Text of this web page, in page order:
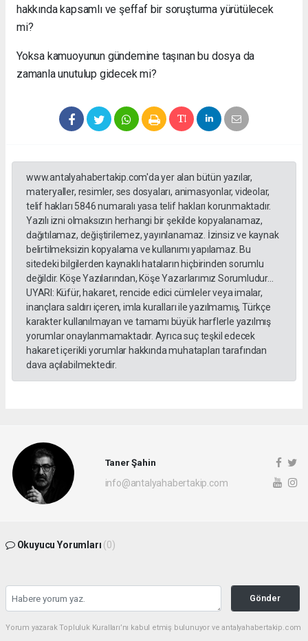
hakkında kapsamlı ve şeffaf bir soruşturma yürütülecek
mi?
Yoksa kamuoyunun gündemine taşınan bu dosya da
zamanla unutulup gidecek mi?
www.antalyahabertakip.com'da yer alan bütün yazılar,
materyaller, resimler, ses dosyaları, animasyonlar, videolar,
telif hakları 5846 numaralı yasa telif hakları korunmaktadır.
Yazılı izni olmaksızın herhangi bir şekilde kopyalanamaz,
dağıtılamaz, değiştirilemez, yayınlanamaz. İzinsiz ve kaynak
belirtilmeksizin kopyalama ve kullanımı yapılamaz. Bu
sitedeki bilgilerden kaynaklı hataların hiçbirinden sorumlu
değildir. Köşe Yazılarından, Köşe Yazarlarımız Sorumludur...
UYARI: Küfür, hakaret, rencide edici cümleler veya imalar,
inançlara saldırı içeren, imla kuralları ile yazılmamış, Türkçe
karakter kullanılmayan ve tamamı büyük harflerle yazılmış
yorumlar onaylanmamaktadır. Ayrıca suç teşkil edecek
hakaret içerikli yorumlar hakkında muhatapları tarafından
dava açılabilmektedir.
Taner Şahin
info@antalyahabertakip.com
Okuyucu Yorumları (0)
Gönder
Yorum yazarak Topluluk Kuralları’nı kabul etmiş bulunuyor ve antalyahabertakip.com